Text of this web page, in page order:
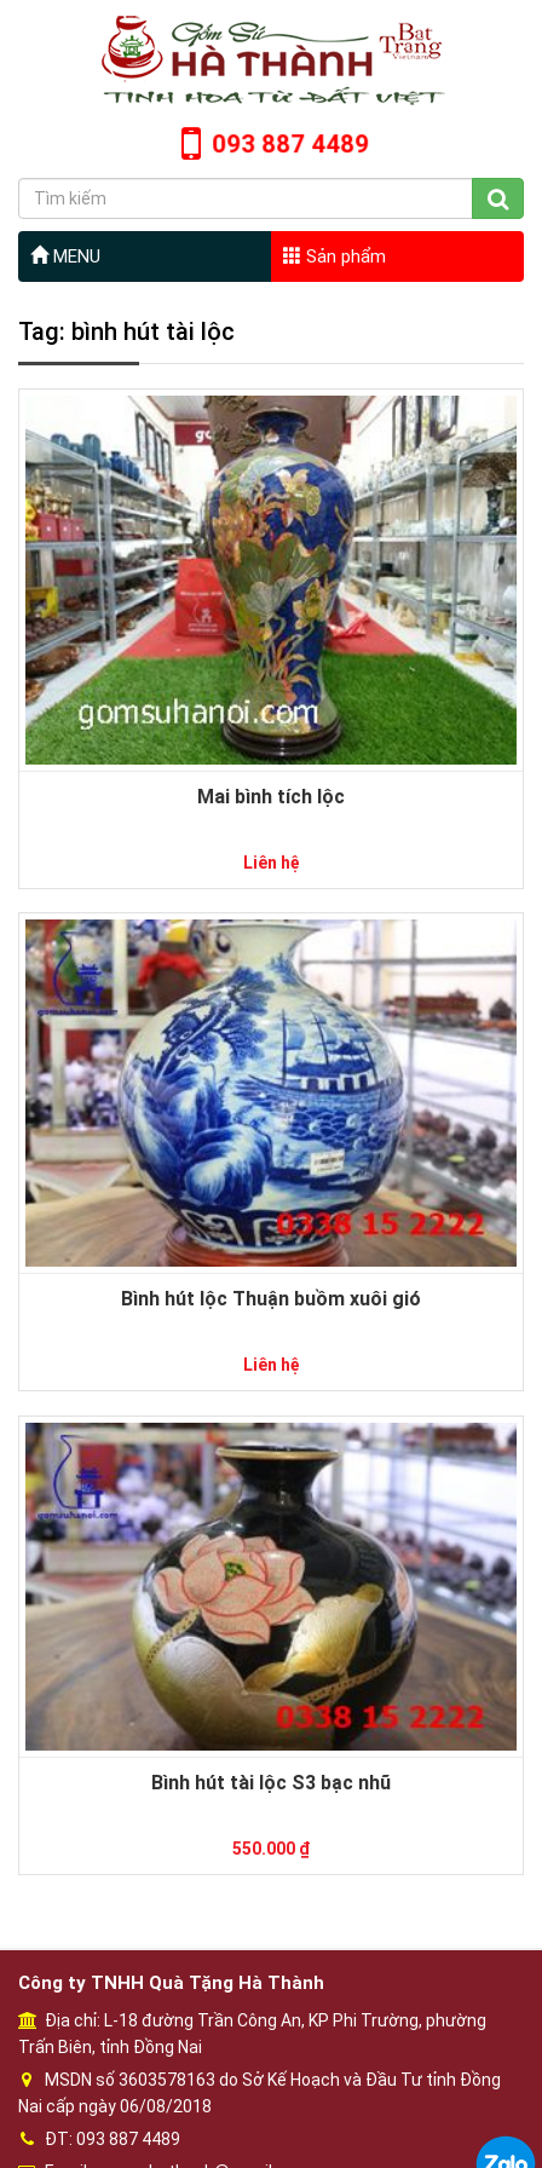
093 887 4489
MENU Sản phẩm
Tag: bình hút tài lộc
Mai bình tích lộc
Liên hệ
Bình hút lộc Thuận buồm xuôi gió
Liên hệ
Bình hút tài lộc S3 bạc nhũ
550.000 ₫
Công ty TNHH Quà Tặng Hà Thành
Địa chỉ: L-18 đường Trần Công An, KP Phi Trường, phường
Trấn Biên, tỉnh Đồng Nai
MSDN số 3603578163 do Sở Kế Hoạch và Đầu Tư tỉnh Đồng
Nai cấp ngày 06/08/2018
ĐT: 093 887 4489